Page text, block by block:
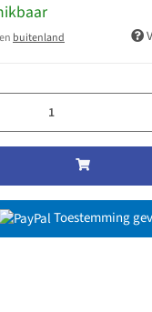
buitenland
Toestemming